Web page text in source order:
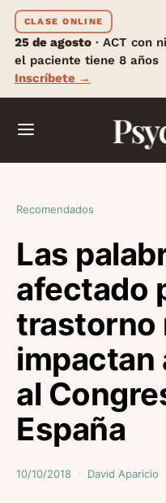
CLASE ONLINE
25 de agosto · ACT con
el paciente tiene 8 años
Inscríbete →
Recomendados
Las
afectado
trastorno
impactan
al
España
10/10/2018 David Aparicio